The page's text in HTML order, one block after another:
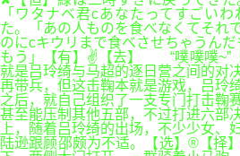
「ワタナベ君cあなたってすごい
た。「あの人ものを食べなくてそれ
のにcキウリまで食べさせちゃうん
もう」【有】✌【去】 “噗噗噗
就是吕玲绮与马超的逐日营之间的对
再带兵，但这击鞠本就是游戏，吕玲
之后，就自己组织了一支专门打击鞠
甚至能压制其他五部，不过打进六部
上，随着吕玲绮的出场，不少少女、
陆逊跟顾邵颇为不适。【选】®【